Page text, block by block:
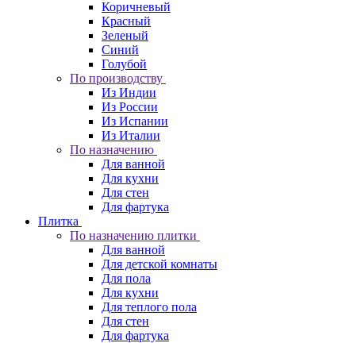
Коричневый
Красный
Зеленый
Синий
Голубой
По производству
Из Индии
Из России
Из Испании
Из Италии
По назначению
Для ванной
Для кухни
Для стен
Для фартука
Плитка
По назначению плитки
Для ванной
Для детской комнаты
Для пола
Для кухни
Для теплого пола
Для стен
Для фартука